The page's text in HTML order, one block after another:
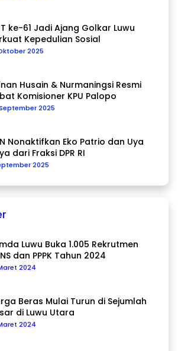
ke-61 Jadi Ajang Golkar Luwu
Kepedulian Sosial
2025
Husain & Nurmaningsi Resmi
Komisioner KPU Palopo
2025
Nonaktifkan Eko Patrio dan Uya
dari Fraksi DPR RI
2025
Luwu Buka 1.005 Rekrutmen
dan PPPK Tahun 2024
2024
Beras Mulai Turun di Sejumlah
di Luwu Utara
2024